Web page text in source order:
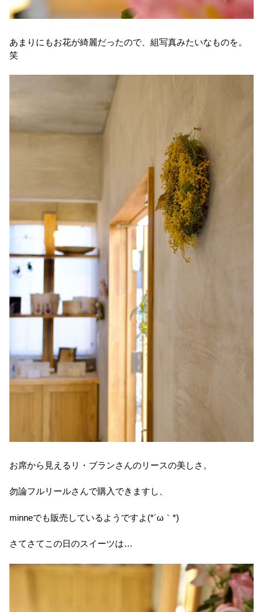
あまりにもお花が綺麗だったので、組写真みたいなものを。
笑
お席から見えるリ・ブランさんのリースの美しさ。
勿論フルリールさんで購入できますし、
minneでも販売しているようですよ(*´ω｀*)
さてさてこの日のスイーツは…